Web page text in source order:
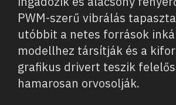
PWM-szerű vibrálás
utóbbit a netes források
modellhez társítják és a
grafikus drivert teszik
hamarosan orvosolják.